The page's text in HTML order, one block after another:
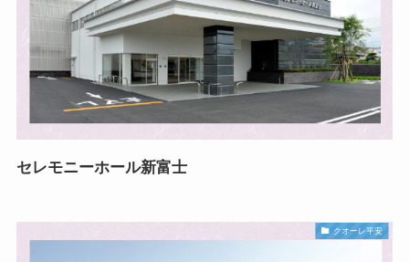
セレモニーホール新富士
クオーレ平安